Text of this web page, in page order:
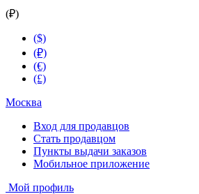
(₽)
($)
(₽)
(€)
(£)
Москва
Вход для продавцов
Стать продавцом
Пункты выдачи заказов
Мобильное приложение
Мой профиль